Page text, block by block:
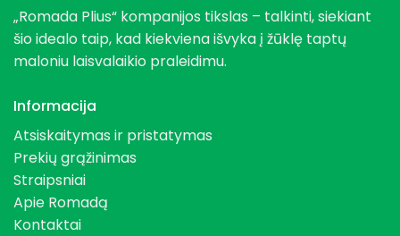
„Romada Plius“ kompanijos tikslas – talkinti, siekiant
šio idealo taip, kad kiekviena išvyka į žūklę taptų
maloniu laisvalaikio praleidimu.
Informacija
Atsiskaitymas ir pristatymas
Prekių grąžinimas
Straipsniai
Apie Romadą
Kontaktai